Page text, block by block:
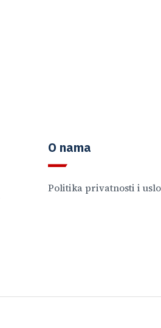
O nama
Politika privatnosti i